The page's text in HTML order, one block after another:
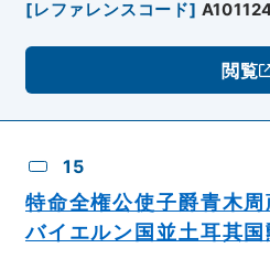
[レファレンスコード]
閲覧
15
特命全権公使子爵青木
バイエルン国並土耳其